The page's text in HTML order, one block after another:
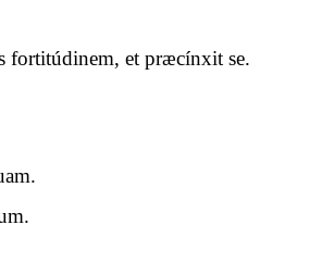
fortitúdinem, et præcínxit se.